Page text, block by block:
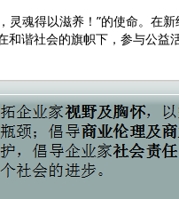
灵魂得以滋养！”的使命。在
谐社会的旗帜下，参与公益